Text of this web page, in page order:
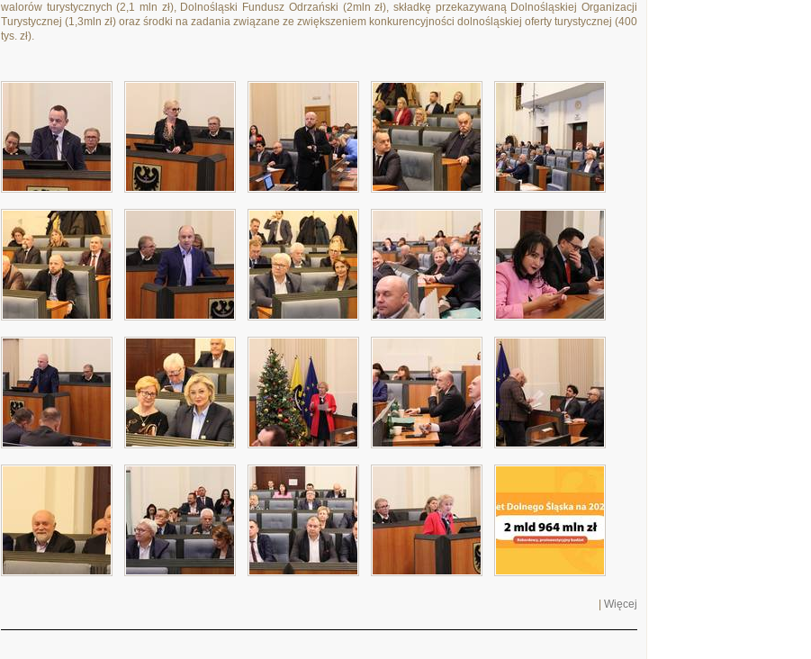
walorów turystycznych (2,1 mln zł), Dolnośląski Fundusz Odrzański (2mln zł), składkę przekazywaną Dolnośląskiej Organizacji
Turystycznej (1,3mln zł) oraz środki na zadania związane ze zwiększeniem konkurencyjności dolnośląskiej oferty turystycznej (400
tys. zł).
Więcej